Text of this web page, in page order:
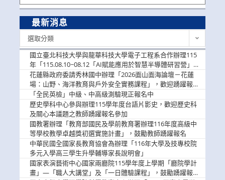
最新消息
選取分類
國立臺北科技大學與龍華科技大學電子工程系合作辦理115
年「115.08.10~08.12「AI賦能應用於智慧半導體研習營」，
歡迎學生踴躍報名參加
花蓮縣政府委請秀林國中辦理「2026面山面海論壇－花蓮
場：山野、海洋教育與戶外安全實務課程」，歡迎踴躍報名
參加
「全民英檢」中級、中高級測驗現正報名中
歷史學科中心參與辦理115學年度台語片影史，歡迎歷史科
及關心本議題之教師踴躍報名參加
國教署辦理「教育部國民及學前教育署辦理116年度高級中
等學校教學卓越獎初選實施計畫」，鼓勵教師踴躍報名
中華民國全國家長教育協會為辦理「116年大學及技專校院
多元入學高三學生升學輔導家長說明會」
國家表演藝術中心國家兩廳院115學年度上學期「廳院學計
畫」—「職人大講堂」及「一日體驗課程」，鼓勵踴躍報名